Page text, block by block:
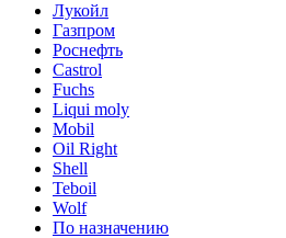
Лукойл
Газпром
Роснефть
Castrol
Fuchs
Liqui moly
Mobil
Oil Right
Shell
Teboil
Wolf
По назначению